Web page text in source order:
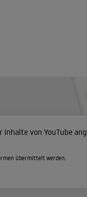
von YouTube
übermittelt werden.